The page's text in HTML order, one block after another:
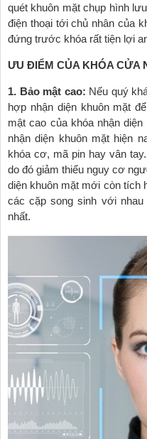
quét khuôn mặt chụp hình
điện thoại tới chủ nhân của
đứng trước khóa rất tiện lợi
ƯU ĐIỂM CỦA KHÓA CỬA
1. Bảo mật cao: Nếu quý
hợp nhận diện khuôn mặt
mật cao của khóa nhận
nhận diện khuôn mặt hiện
khóa cơ, mã pin hay vân
do đó giảm thiểu nguy cơ
diện khuôn mặt mới còn tích
các cặp song sinh với
nhất.